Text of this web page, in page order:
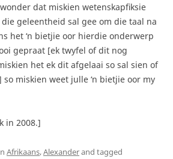
dat miskien wetenskapfiksie
geleentheid sal gee om die taal na
het ‘n bietjie oor hierdie onderwerp
gepraat [ek twyfel of dit nog
het ek dit afgelaai so sal sien of
miskien weet julle ‘n bietjie oor my
in 2008.]
Afrikaans,Alexanderand tagged